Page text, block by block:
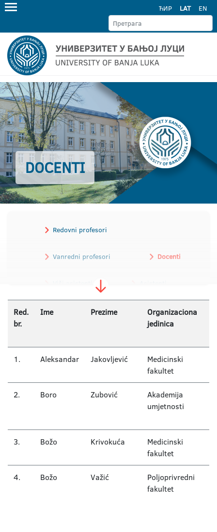
ЋИР LAT EN
DOCENTI
Redovni profesori
Vanredni profesori Docenti
Red.
br.
Ime Prezime
Organizaciona
jedinica
1. Aleksandar Jakovljević
Medicinski
fakultet
2. Boro Zubović
Akademija
umjetnosti
3. Božo Krivokuća
Medicinski
fakultet
4. Božo Važić
Poljoprivredni
fakultet